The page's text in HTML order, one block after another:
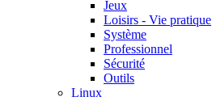
Jeux
Loisirs - Vie pratique
Système
Professionnel
Sécurité
Outils
Linux